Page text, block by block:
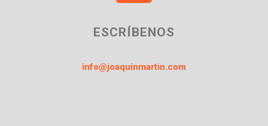
ESCRÍBENOS
info@joaquinmartin.com